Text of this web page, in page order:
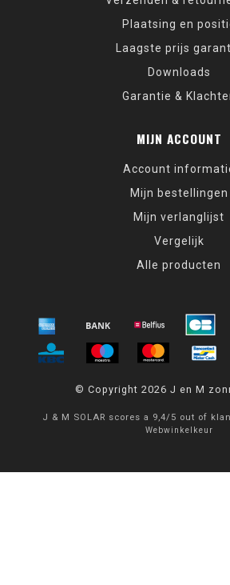
Plaatsing en
Laagste prijs
Downloads
Garantie &
MIJN ACCOUNT
Account
Mijn bestellingen
Mijn verlanglijst
Vergelijk
Alle producten
© Copyright 2026 J en M
J & M SOLAR scores a 9,4/ 5 out of
Webwinkelkeur